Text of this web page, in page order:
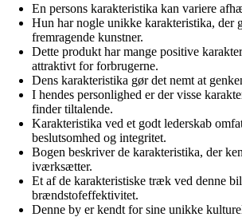
En persons karakteristika kan variere
Hun har nogle unikke karakteristika, der
fremragende kunstner.
Dette produkt har mange positive
attraktivt for forbrugerne.
Dens karakteristika gør det nemt at
I hendes personlighed er der visse
finder tiltalende.
Karakteristika ved et godt lederskab
beslutsomhed og integritet.
Bogen beskriver de karakteristika, der
iværksætter.
Et af de karakteristiske træk ved denne
brændstofeffektivitet.
Denne by er kendt for sine unikke